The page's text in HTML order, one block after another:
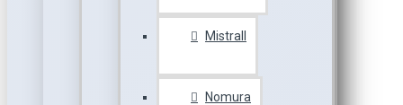
Mistrall
Nomura